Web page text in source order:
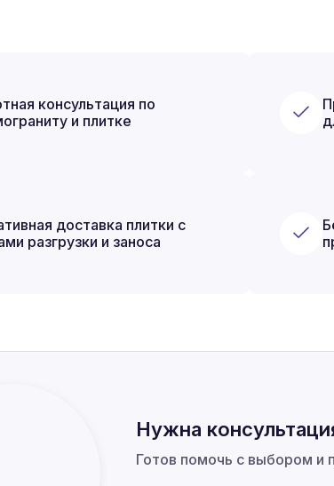
консультация по
и плитке
доставка плитки с
разгрузки и заноса
Нужна
Готов помочь с выбором и